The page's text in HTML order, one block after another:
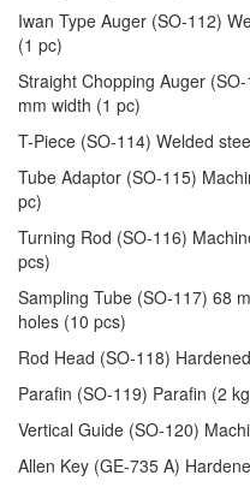
Iwan Type Auger (SO-112)
(1 pc)
Straight Chopping Auger
mm width (1 pc)
T-Piece (SO-114) Welded
Tube Adaptor (SO-115)
pc)
Turning Rod (SO-116)
pcs)
Sampling Tube (SO-117) 68
holes (10 pcs)
Rod Head (SO-118)
Parafin (SO-119) Parafin (2
Vertical Guide (SO-120)
Allen Key (GE-735 A)